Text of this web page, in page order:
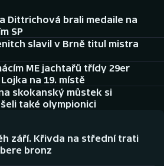
Dittrichová brali medaile na
SP
slavil v Brně titul mistra
ME jachtařů třídy 29er
na 19. místě
skokanský můstek si
také olympionici
září. Křivda na střední trati
bronz